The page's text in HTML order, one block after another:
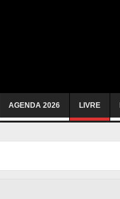
AGENDA 2026 LIVRE